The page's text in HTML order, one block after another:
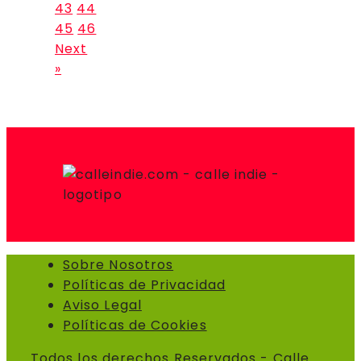
43 44
45 46
Next
»
Sobre Nosotros
Políticas de Privacidad
Aviso Legal
Políticas de Cookies